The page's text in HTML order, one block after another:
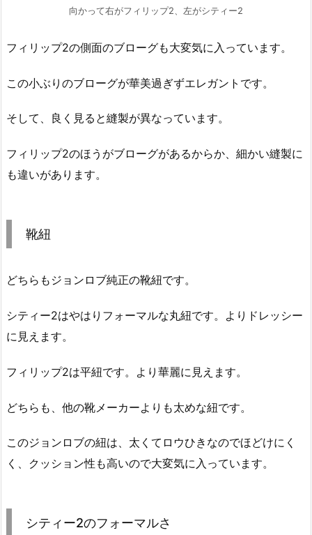
向かって右がフィリップ2、左がシティー2
フィリップ2の側面のブローグも大変気に入っています。
この小ぶりのブローグが華美過ぎずエレガントです。
そして、良く見ると縫製が異なっています。
フィリップ2のほうがブローグがあるからか、細かい縫製に
も違いがあります。
靴紐
どちらもジョンロブ純正の靴紐です。
シティー2はやはりフォーマルな丸紐です。よりドレッシー
に見えます。
フィリップ2は平紐です。より華麗に見えます。
どちらも、他の靴メーカーよりも太めな紐です。
このジョンロブの紐は、太くてロウひきなのでほどけにく
く、クッション性も高いので大変気に入っています。
シティー2のフォーマルさ